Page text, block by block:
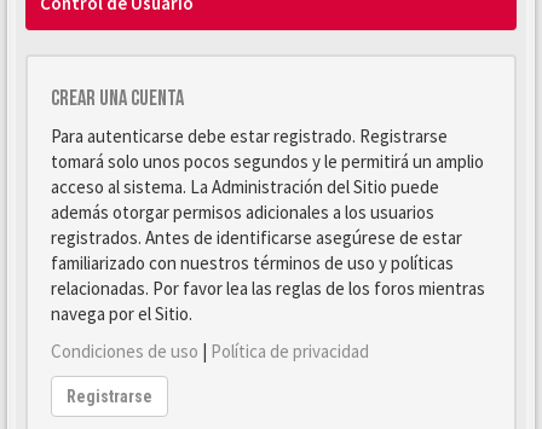
Crear una cuenta
Para autenticarse debe estar registrado. Registrarse
tomará solo unos pocos segundos y le permitirá un amplio
acceso al sistema. La Administración del Sitio puede
además otorgar permisos adicionales a los usuarios
registrados. Antes de identificarse asegúrese de estar
familiarizado con nuestros términos de uso y políticas
relacionadas. Por favor lea las reglas de los foros mientras
navega por el Sitio.
Condiciones de uso | Política de privacidad
Registrarse